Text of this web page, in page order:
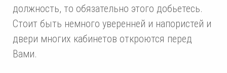
должность, то обязательно этого добьетесь.
Стоит быть немного уверенней и напористей и
двери многих кабинетов откроются перед
Вами.